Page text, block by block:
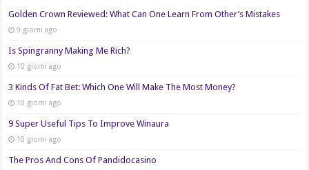
Golden Crown Reviewed: What Can One Learn From Other’s Mistakes
9 giorni ago
Is Spingranny Making Me Rich?
10 giorni ago
3 Kinds Of Fat Bet: Which One Will Make The Most Money?
10 giorni ago
9 Super Useful Tips To Improve Winaura
10 giorni ago
The Pros And Cons Of Pandidocasino